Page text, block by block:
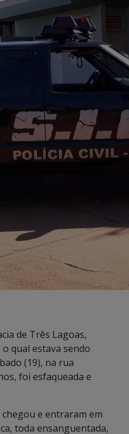
de Três Lagoas,
qual estava sendo
(19), na rua
foi esfaqueada e
e entraram em
toda ensanguentada,